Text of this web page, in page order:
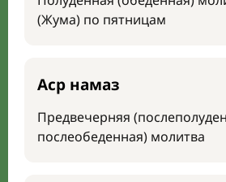
(Жума) по пятницам
Аср намаз
Предвечерняя
послеобеденная) молитва